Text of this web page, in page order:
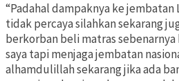
“Padahal dampaknya ke
tidak percaya silahkan sekarang
berkorban beli matras
saya tapi menjaga jembatan
alhamdulillah sekarang jika ada